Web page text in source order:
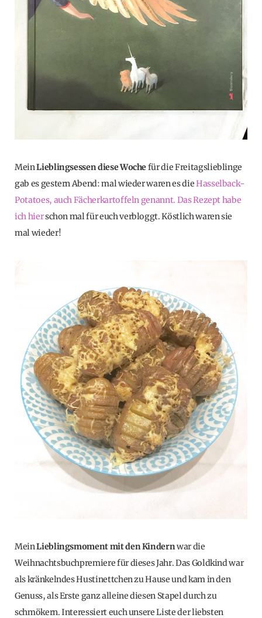
MeinLieblingsessen diese Wochefür die Freitagslieblinge
gab es gestern Abend: mal wieder waren es dieHasselback-
Potatoes, auch Fächerkartoffeln genannt. Das Rezept habe
ich hierschon mal für euch verbloggt. Köstlich waren sie
mal wieder!
MeinLieblingsmoment mit den Kindernwar die
Weihnachtsbuchpremiere für dieses Jahr. Das Goldkind war
als kränkelndes Hustinettchen zu Hause und kam in den
Genuss, als Erste ganz alleine diesen Stapel durch zu
schmökern. Interessiert euch unsere Liste der liebsten